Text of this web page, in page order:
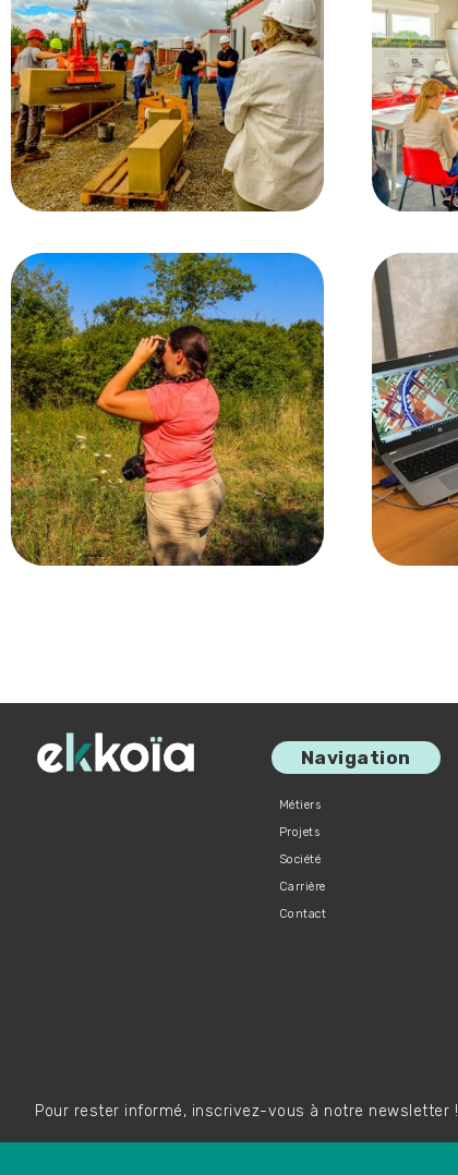
Image Image
Navigation
Métiers
Projets
Société
Carrière
Contact
Pour rester informé, inscrivez-vous à notre newsletter !